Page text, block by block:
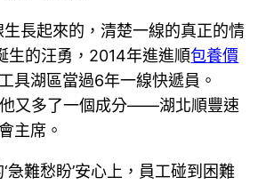
生長起來的，清楚一線的真正的情
生的汪勇，2014年進進順包養價
具湖區當過6年一線快遞員。
又多了一個成分——湖北順豐速
主席。
急難愁盼’安心上，員工碰到困難